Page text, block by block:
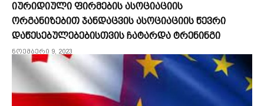
იურიდიული ფირმების ასოციაციის
ორგანიზებით ჯანდაცვის ასოციაციის წევრი
დაწესებულებებისთვის ჩატარდა ტრენინგი
ნოემბერი 9, 2023